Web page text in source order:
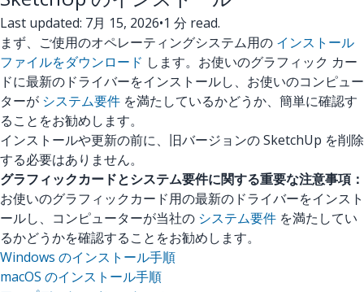
Last updated: 7月 15, 2026•1 分 read.
まず、ご使用のオペレーティングシステム用の インストール
ファイルをダウンロード します。お使いのグラフィック カー
ドに最新のドライバーをインストールし、お使いのコンピュー
ターが システム要件 を満たしているかどうか、簡単に確認す
ることをお勧めします。
インストールや更新の前に、旧バージョンの SketchUp を削除
する必要はありません。
グラフィックカードとシステム要件に関する重要な注意事項：
お使いのグラフィックカード用の最新のドライバーをインスト
ールし、コンピューターが当社の システム要件 を満たしてい
るかどうかを確認することをお勧めします。
Windows のインストール手順
macOS のインストール手順